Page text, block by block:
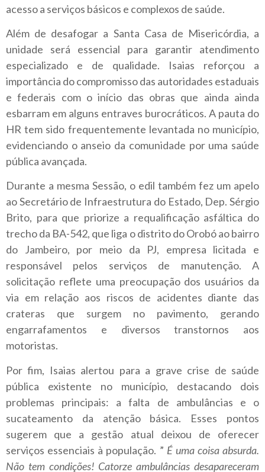
acesso a serviços básicos e complexos de saúde.
Além de desafogar a Santa Casa de Misericórdia, a
unidade será essencial para garantir atendimento
especializado e de qualidade. Isaias reforçou a
importância do compromisso das autoridades estaduais
e federais com o início das obras que ainda ainda
esbarram em alguns entraves burocráticos. A pauta do
HR tem sido frequentemente levantada no município,
evidenciando o anseio da comunidade por uma saúde
pública avançada.
Durante a mesma Sessão, o edil também fez um apelo
ao Secretário de Infraestrutura do Estado, Dep. Sérgio
Brito, para que priorize a requalificação asfáltica do
trecho da BA-542, que liga o distrito do Orobó ao bairro
do Jambeiro, por meio da PJ, empresa licitada e
responsável pelos serviços de manutenção. A
solicitação reflete uma preocupação dos usuários da
via em relação aos riscos de acidentes diante das
crateras que surgem no pavimento, gerando
engarrafamentos e diversos transtornos aos
motoristas.
Por fim, Isaias alertou para a grave crise de saúde
pública existente no município, destacando dois
problemas principais: a falta de ambulâncias e o
sucateamento da atenção básica. Esses pontos
sugerem que a gestão atual deixou de oferecer
serviços essenciais à população. ” É uma coisa absurda.
Não tem condições! Catorze ambulâncias desapareceram